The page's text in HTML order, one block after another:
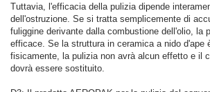
Tuttavia, l'efficacia della pulizia dipende
dell'ostruzione. Se si tratta semplicemente di
fuliggine derivante dalla combustione dell'olio, la
efficace. Se la struttura in ceramica a nido d'ape
fisicamente, la pulizia non avrà alcun effetto e il
dovrà essere sostituito.